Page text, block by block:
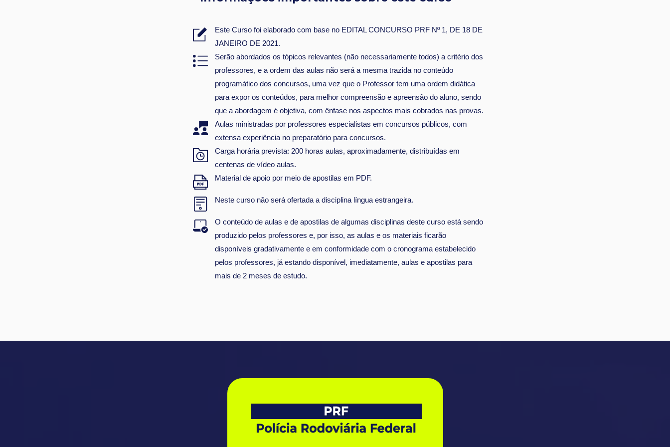
Este Curso foi elaborado com base no EDITAL CONCURSO PRF Nº 1, DE 18 DE
JANEIRO DE 2021.
Serão abordados os tópicos relevantes (não necessariamente todos) a critério dos
professores, e a ordem das aulas não será a mesma trazida no conteúdo
programático dos concursos, uma vez que o Professor tem uma ordem didática
para expor os conteúdos, para melhor compreensão e apreensão do aluno, sendo
que a abordagem é objetiva, com ênfase nos aspectos mais cobrados nas provas.
Aulas ministradas por professores especialistas em concursos públicos, com
extensa experiência no preparatório para concursos.
Carga horária prevista: 200 horas aulas, aproximadamente, distribuídas em
centenas de vídeo aulas.
Material de apoio por meio de apostilas em PDF.
Neste curso não será ofertada a disciplina língua estrangeira.
O conteúdo de aulas e de apostilas de algumas disciplinas deste curso está sendo
produzido pelos professores e, por isso, as aulas e os materiais ficarão
disponíveis gradativamente e em conformidade com o cronograma estabelecido
pelos professores, já estando disponível, imediatamente, aulas e apostilas para
mais de 2 meses de estudo.